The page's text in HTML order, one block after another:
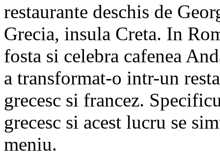
restaurante deschis de
Grecia, insula Creta. In
fosta si celebra cafenea
a transformat-o intr-un
grecesc si francez.
grecesc si acest lucru se
meniu.